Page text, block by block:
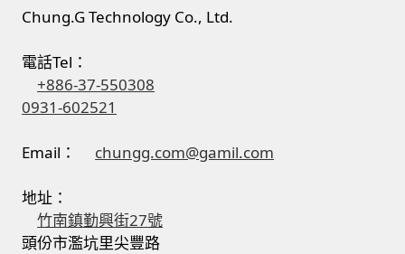
Chung.G Technology Co., Ltd.
電話Tel：
+886-37-550308
0931-602521
Email： chungg.com@gamil.com
地址：
竹南鎮勤興街27號
頭份市濫坑里尖豐路